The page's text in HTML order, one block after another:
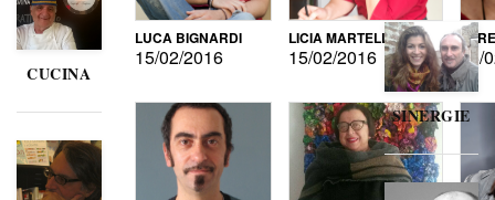
CUCINA
LUCA BIGNARDI
15/02/2016
LICIA MARTELLI
15/02/2016 15/
SINERGIE